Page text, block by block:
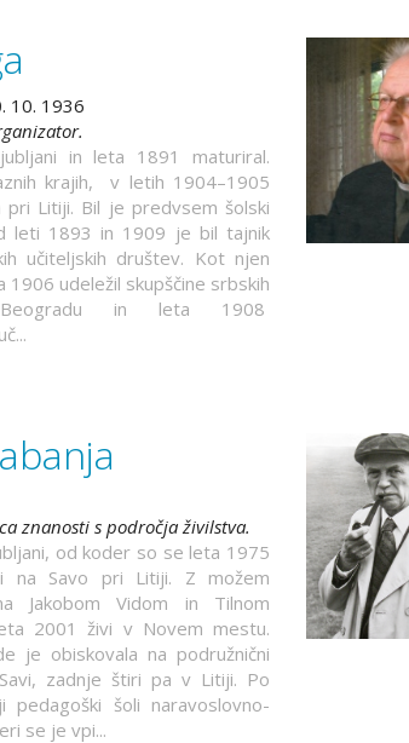
10. 1936
in leta 1891 maturiral.
krajih, v letih 1904–1905
pri Litiji. Bil je predvsem šolski
leti 1893 in 1909 je bil tajnik
učiteljskih društev. Kot njen
udeležil skupščine srbskih
in leta 1908
znanosti s področja živilstva.
od koder so se leta 1975
na Savo pri Litiji. Z možem
Jakobom Vidom in Tilnom
2001 živi v Novem mestu.
je obiskovala na podružnični
zadnje štiri pa v Litiji. Po
pedagoški šoli naravoslovno-
se je vpi...